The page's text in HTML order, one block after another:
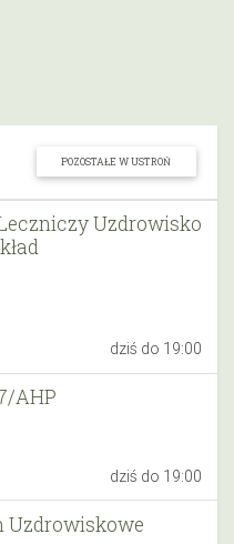
POZOSTAŁE W USTROŃ
Uzdrowisko
dziś do 19:00
AHP
dziś do 19:00
Uzdrowiskowe